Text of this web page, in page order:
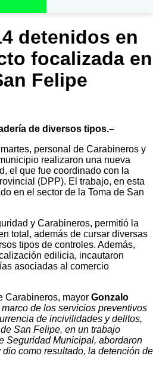
detenidos en
focalizada en
Felipe
de diversos tipos.–
personal de Carabineros y
realizaron una nueva
el que fue coordinado con la
(DPP). El trabajo, en esta
en el sector de la Toma de San
y Carabineros, permitió la
total, además de cursar diversas
tipos de controles. Además,
edilicia, incautaron
asociadas al comercio
Carabineros, mayor Gonzalo
de los servicios preventivos
de incivilidades y delitos,
San Felipe, en un trabajo
Seguridad Municipal, abordaron
como resultado, la detención de